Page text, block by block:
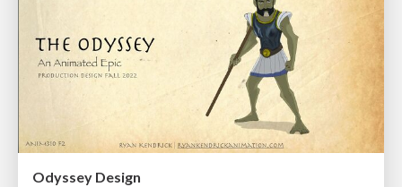
Odyssey Design